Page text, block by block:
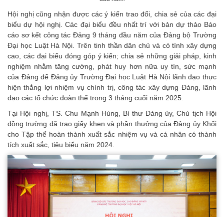
Hội nghị cũng nhận được các ý kiến trao đổi, chia sẻ của các đại
biểu dự hội nghị. Các đại biểu đều nhất trí với bản dự thảo Báo
cáo sơ kết công tác Đảng 9 tháng đầu năm của Đảng bộ Trường
Đại học Luật Hà Nội. Trên tinh thần dân chủ và có tính xây dựng
cao, các đại biểu đóng góp ý kiến; chia sẻ những giải pháp, kinh
nghiệm nhằm tăng cường, phát huy hơn nữa uy tín, sức mạnh
của Đảng để Đảng ủy Trường Đại học Luật Hà Nội lãnh đạo thực
hiện thắng lợi nhiệm vụ chính trị, công tác xây dựng Đảng, lãnh
đạo các tổ chức đoàn thể trong 3 tháng cuối năm 2025.
Tại Hội nghị, TS. Chu Mạnh Hùng, Bí thư Đảng ủy, Chủ tịch Hội
đồng trường đã trao giấy khen và phần thưởng của Đảng ủy Khối
cho Tập thể hoàn thành xuất sắc nhiệm vụ và cá nhân có thành
tích xuất sắc, tiêu biểu năm 2024.